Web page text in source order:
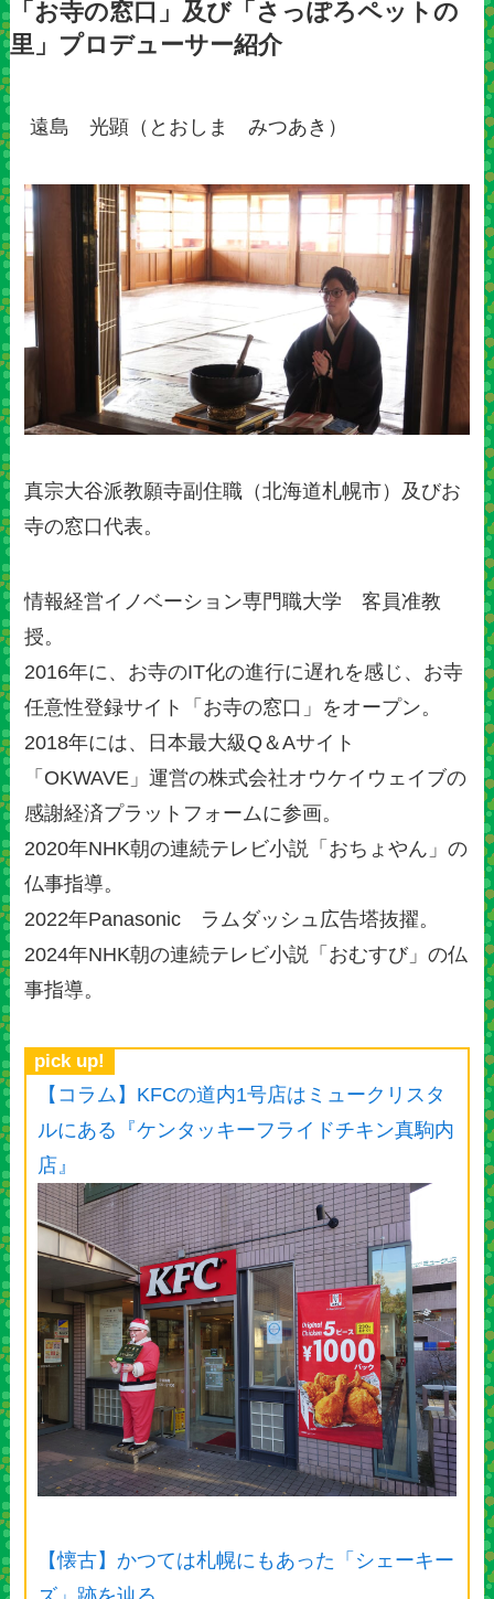
「お寺の窓口」及び「さっぽろペットの
里」プロデューサー紹介
遠島 光顕（とおしま みつあき）
真宗大谷派教願寺副住職（北海道札幌市）及びお
寺の窓口代表。
情報経営イノベーション専門職大学 客員准教
授。
2016年に、お寺のIT化の進行に遅れを感じ、お寺
任意性登録サイト「お寺の窓口」をオープン。
2018年には、日本最大級Q＆Aサイト
「OKWAVE」運営の株式会社オウケイウェイブの
感謝経済プラットフォームに参画。
2020年NHK朝の連続テレビ小説「おちょやん」の
仏事指導。
2022年Panasonic ラムダッシュ広告塔抜擢。
2024年NHK朝の連続テレビ小説「おむすび」の仏
事指導。
pick up!
【コラム】KFCの道内1号店はミュークリスタ
ルにある『ケンタッキーフライドチキン真駒内
店』
【懐古】かつては札幌にもあった「シェーキー